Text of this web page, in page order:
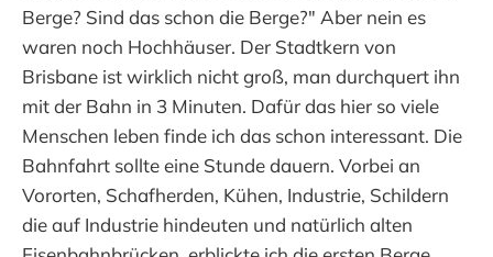
Berge? Sind das schon die Berge?" Aber nein es
waren noch Hochhäuser. Der Stadtkern von
Brisbane ist wirklich nicht groß, man durchquert ihn
mit der Bahn in 3 Minuten. Dafür das hier so viele
Menschen leben finde ich das schon interessant. Die
Bahnfahrt sollte eine Stunde dauern. Vorbei an
Vororten, Schafherden, Kühen, Industrie, Schildern
die auf Industrie hindeuten und natürlich alten